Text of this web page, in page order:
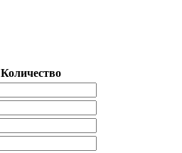
Количество